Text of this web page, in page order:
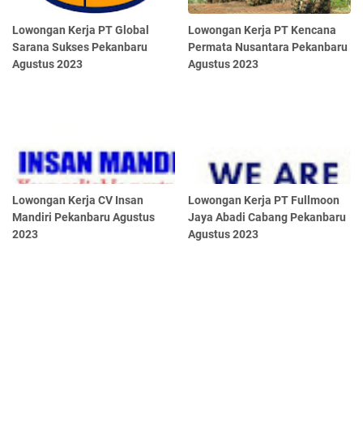
Lowongan Kerja PT Global
Sarana Sukses Pekanbaru
Agustus 2023
Lowongan Kerja PT Kencana
Permata Nusantara Pekanbaru
Agustus 2023
Lowongan Kerja CV Insan
Mandiri Pekanbaru Agustus
2023
Lowongan Kerja PT Fullmoon
Jaya Abadi Cabang Pekanbaru
Agustus 2023